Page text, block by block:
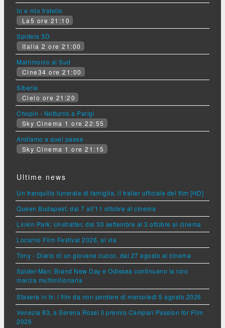
Io e mio fratello
La5 ore 21:10
Spiders 3D
Italia 2 ore 21:00
Matrimonio al Sud
Cine34 ore 21:00
Siberia
Cielo ore 21:20
Chopin - Notturno a Parigi
Sky Cinema 1 ore 22:55
Andiamo a quel paese
Sky Cinema 1 ore 21:15
Ultime news
Un tranquillo funerale di famiglia, il trailer ufficiale del film [HD]
Queen Budapest, dal 7 all'11 ottobre al cinema
Linkin Park: Unshatter, dal 30 settembre al 3 ottobre al cinema
Locarno Film Festival 2026, al via
Tony - Diario di un giovane cuoco, dal 27 agosto al cinema
Spider-Man: Brand New Day e Odissea continuano la loro
marcia multimilionaria
Stasera in tv: i film da non perdere di mercoledì 5 agosto 2026
Venezia 83, a Serena Rossi il premio Campari Passion for Film
2026